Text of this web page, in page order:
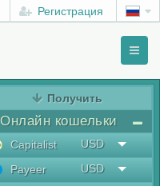
Регистрация
Получить
Онлайн кошельки
Capitalist
USD
Payeer
USD